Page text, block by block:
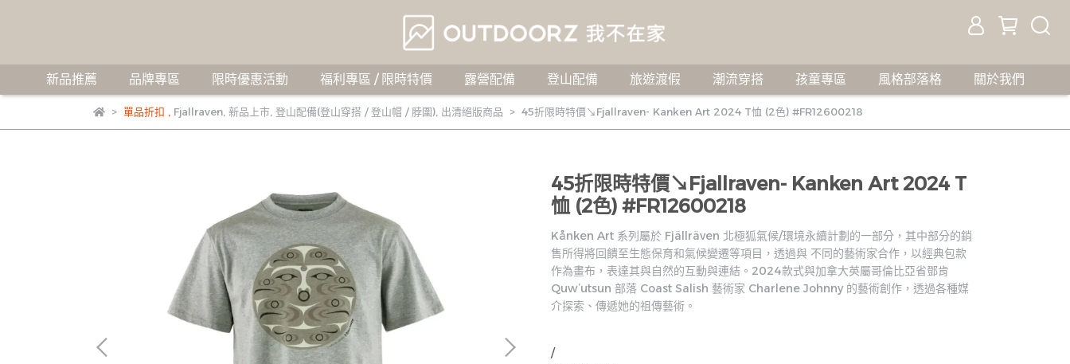
新品推薦 品牌專區 限時優惠活動 福利專區 / 限時特價 露營配備 登山配備 旅遊渡假 潮流穿搭 孩童專區 風格部落格 關於我們
單品折扣 , Fjallraven, 新品上市, 登山配備(登山穿搭 / 登山帽 / 脖圍), 出清絕版商品 45折限時特價↘Fjallraven- Kanken Art 2024 T恤 (2色) #FR12600218
45折限時特價↘Fjallraven- Kanken Art 2024 T
恤 (2色) #FR12600218
Kånken Art 系列屬於 Fjällräven 北極狐氣候/環境永續計劃的一部分，其中部分的銷
售所得將回饋至生態保育和氣候變遷等項目，透過與 不同的藝術家合作，以經典包款
作為畫布，表達其與自然的互動與連結。2024款式與加拿大英屬哥倫比亞省鄧肯
Quw’utsun 部落 Coast Salish 藝術家 Charlene Johnny 的藝術創作，透過各種媒
介探索、傳遞她的祖傳藝術。
/